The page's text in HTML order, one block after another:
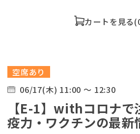
カートを見る
空席あり
06/17(木) 11:00 ～ 12:30
【E-1】withコロナで
疫力・ワクチンの最